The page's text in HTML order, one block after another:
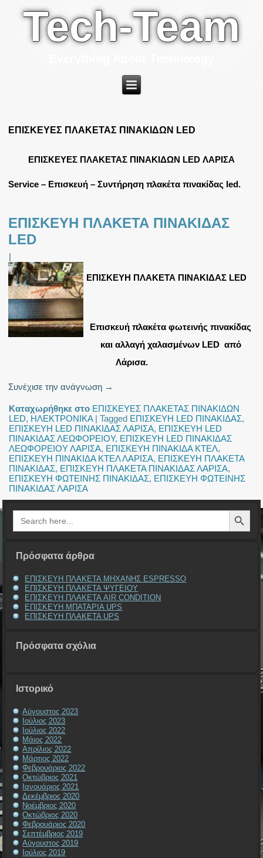
Tech-Team
ΕΠΙΣΚΕΥΕΣ ΠΛΑΚΕΤΑΣ ΠΙΝΑΚΙΔΩΝ LED
ΕΠΙΣΚΕΥΕΣ ΠΛΑΚΕΤΑΣ ΠΙΝΑΚΙΔΩΝ LED ΛΑΡΙΣΑ
Service – Επισκευή – Συντήρηση πλακέτα πινακίδας led.
ΕΠΙΣΚΕΥΗ ΠΛΑΚΕΤΑ ΠΙΝΑΚΙΔΑΣ
LED
|
ΕΠΙΣΚΕΥΗ ΠΛΑΚΕΤΑ ΠΙΝΑΚΙΔΑΣ LED
Επισκευή πλακέτα φωτεινής πινακίδας
και αλλαγή χαλασμένων LED από
Λάρισα.
Συνέχισε την ανάγνωση →
Καταχωρήθηκε στο ΕΠΙΣΚΕΥΕΣ ΠΛΑΚΕΤΑΣ ΠΙΝΑΚΙΔΩΝ
LED, ΗΛΕΚΤΡΟΝΙΚΑ|Tagged ΕΠΙΣΚΕΥΗ LED ΠΙΝΑΚΙΔΑΣ,
ΕΠΙΣΚΕΥΗ LED ΠΙΝΑΚΙΔΑΣ ΛΑΡΙΣΑ, ΕΠΙΣΚΕΥΗ LED
ΠΙΝΑΚΙΔΑΣ ΛΕΩΦΟΡΕΙΟΥ, ΕΠΙΣΚΕΥΗ LED ΠΙΝΑΚΙΔΑΣ
ΛΕΩΦΟΡΕΙΟΥ ΛΑΡΙΣΑ, ΕΠΙΣΚΕΥΗ ΠΙΝΑΚΙΔΑ ΚΤΕΛ,
ΕΠΙΣΚΕΥΗ ΠΙΝΑΚΙΔΑ ΚΤΕΛ ΛΑΡΙΣΑ, ΕΠΙΣΚΕΥΗ ΠΛΑΚΕΤΑ
ΠΙΝΑΚΙΔΑΣ, ΕΠΙΣΚΕΥΗ ΠΛΑΚΕΤΑ ΠΙΝΑΚΙΔΑΣ ΛΑΡΙΣΑ,
ΕΠΙΣΚΕΥΗ ΦΩΤΕΙΝΗΣ ΠΙΝΑΚΙΔΑΣ, ΕΠΙΣΚΕΥΗ ΦΩΤΕΙΝΗΣ
ΠΙΝΑΚΙΔΑΣ ΛΑΡΙΣΑ
Search
for:
Search Button
Πρόσφατα άρθρα
ΕΠΙΣΚΕΥΗ ΠΛΑΚΕΤΑ ΜΗΧΑΝΗΣ ESPRESSO
ΕΠΙΣΚΕΥΗ ΠΛΑΚΕΤΑ ΨΥΓΕΙΟΥ
ΕΠΙΣΚΕΥΗ ΠΛΑΚΕΤΑ AIR CONDITION
ΕΠΙΣΚΕΥΗ ΜΠΑΤΑΡΙΑ UPS
ΕΠΙΣΚΕΥΗ ΠΛΑΚΕΤΑ UPS
Πρόσφατα σχόλια
Ιστορικό
Αύγουστος 2023
Ιούλιος 2023
Ιούλιος 2022
Μάιος 2022
Απρίλιος 2022
Μάρτιος 2022
Φεβρουάριος 2022
Οκτώβριος 2021
Ιανουάριος 2021
Δεκέμβριος 2020
Νοέμβριος 2020
Οκτώβριος 2020
Φεβρουάριος 2020
Σεπτέμβριος 2019
Αύγουστος 2019
Ιούλιος 2019